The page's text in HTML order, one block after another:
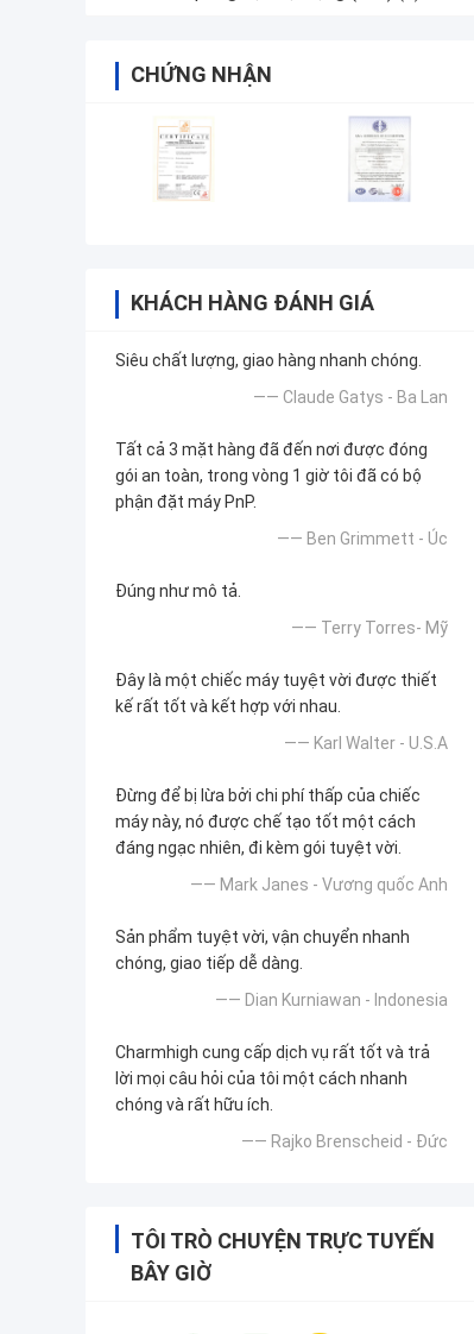
CHỨNG NHẬN
KHÁCH HÀNG ĐÁNH GIÁ
Siêu chất lượng, giao hàng nhanh chóng.
—— Claude Gatys - Ba Lan
Tất cả 3 mặt hàng đã đến nơi được đóng
gói an toàn, trong vòng 1 giờ tôi đã có bộ
phận đặt máy PnP.
—— Ben Grimmett - Úc
Đúng như mô tả.
—— Terry Torres- Mỹ
Đây là một chiếc máy tuyệt vời được thiết
kế rất tốt và kết hợp với nhau.
—— Karl Walter - U.S.A
Đừng để bị lừa bởi chi phí thấp của chiếc
máy này, nó được chế tạo tốt một cách
đáng ngạc nhiên, đi kèm gói tuyệt vời.
—— Mark Janes - Vương quốc Anh
Sản phẩm tuyệt vời, vận chuyển nhanh
chóng, giao tiếp dễ dàng.
—— Dian Kurniawan - Indonesia
Charmhigh cung cấp dịch vụ rất tốt và trả
lời mọi câu hỏi của tôi một cách nhanh
chóng và rất hữu ích.
—— Rajko Brenscheid - Đức
TÔI TRÒ CHUYỆN TRỰC TUYẾN
BÂY GIỜ